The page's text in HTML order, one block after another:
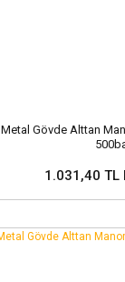
Metal Gövde Alttan
1.031,40 TL
Sepete